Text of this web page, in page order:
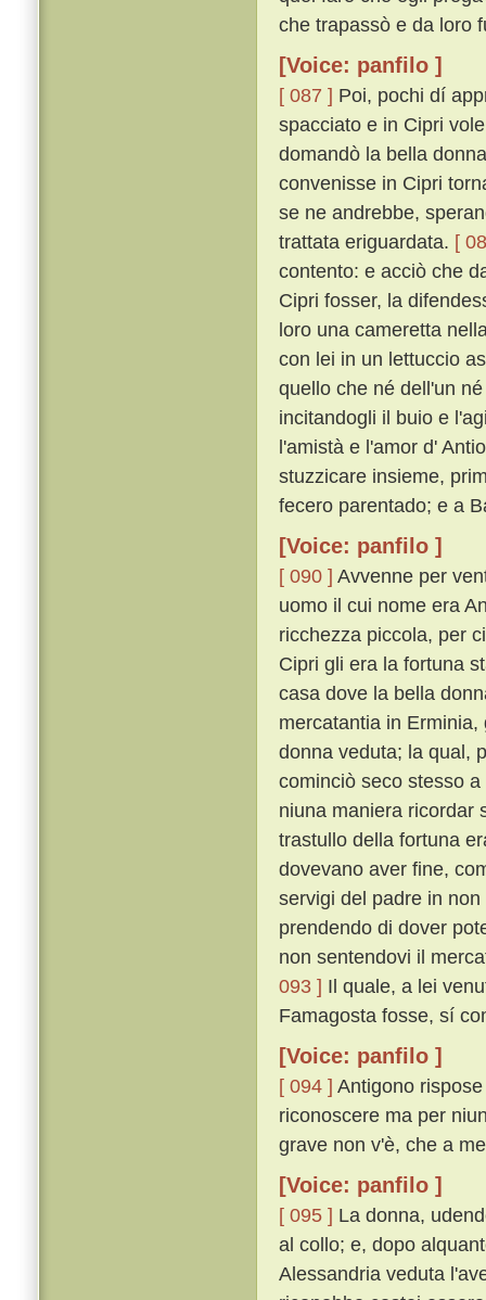
che trapassò e da loro
[Voice: panfilo ]
[ 087 ] Poi, pochi dí
spacciato e in Cipri
domandò la bella
convenisse in Cipri
se ne andrebbe,
trattata eriguardata. [
contento: e acciò che
Cipri fosser, la
loro una cameretta
con lei in un lettuccio
quello che né dell'un
incitandogli il buio e
l'amistà e l'amor d'
stuzzicare insieme,
fecero parentado; e a
[Voice: panfilo ]
[ 090 ] Avvenne per
uomo il cui nome era
ricchezza piccola, per
Cipri gli era la fortuna
casa dove la bella
mercatantia in
donna veduta; la qual,
cominciò seco stesso
niuna maniera ricordar
trastullo della fortuna
dovevano aver fine,
servigi del padre in
prendendo di dover
non sentendovi il
093 ] Il quale, a lei
Famagosta fosse, sí
[Voice: panfilo ]
[ 094 ] Antigono
riconoscere ma per
grave non v'è, che a
[Voice: panfilo ]
[ 095 ] La donna,
al collo; e, dopo
Alessandria veduta